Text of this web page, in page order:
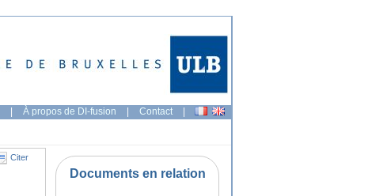
| À propos de DI-fusion | Contact |
Citer
Documents en relation